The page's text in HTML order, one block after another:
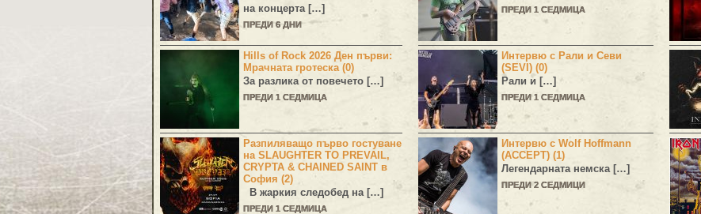
на концерта […]
ПРЕДИ 6 ДНИ
Hills of Rock 2026 Ден първи:
Мрачната гротеска (0)
За разлика от повечето […]
ПРЕДИ 1 СЕДМИЦА
Разпиляващо първо гостуване
на SLAUGHTER TO PREVAIL,
CRYPTA & CHAINED SAINT в
София (2)
В жаркия следобед на […]
ПРЕДИ 1 СЕДМИЦА
ПРЕДИ 1 СЕДМИЦА
Интервю с Рали и Севи
(SEVI) (0)
Рали и […]
ПРЕДИ 1 СЕДМИЦА
Интервю с Wolf Hoffmann
(ACCEPT) (1)
Легендарната немска […]
ПРЕДИ 2 СЕДМИЦИ